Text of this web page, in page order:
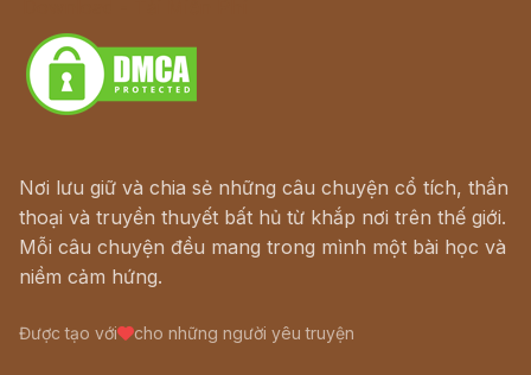
Nơi lưu giữ và chia sẻ những câu chuyện cổ tích, thần
thoại và truyền thuyết bất hủ từ khắp nơi trên thế giới.
Mỗi câu chuyện đều mang trong mình một bài học và
niềm cảm hứng.
Được tạo với cho những người yêu truyện